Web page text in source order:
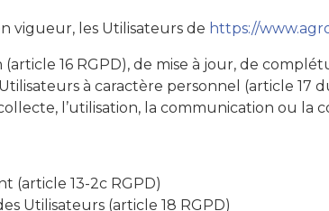
vigueur, les Utilisateurs de https://
16 RGPD), de mise à jour, de
à caractère personnel (article 17
l’utilisation, la communication ou la
13-2c RGPD)
Utilisateurs (article 18 RGPD)